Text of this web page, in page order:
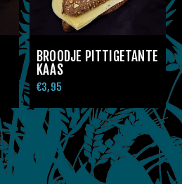
BROODJE PITTIGETANTE
KAAS
€3,95